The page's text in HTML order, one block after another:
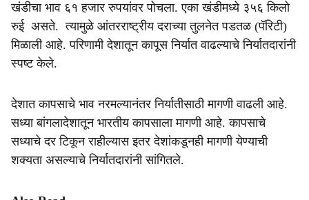
खंडीचा भाव ६१ हजार रुपयांवर पोचला. एका खंडीमध्ये ३५६ किलो
रुई असते. त्यामुळे आंतरराष्ट्रीय दराच्या तुलनेत पडतळ (पॅरिटी)
मिळाली आहे. परिणामी देशातून कापूस निर्यात वाढल्याचे निर्यातदारांनी
स्पष्ट केले.
देशात कापसाचे भाव नरमल्यानंतर निर्यातीसाठी मागणी वाढली आहे.
सध्या बांगलादेशातून भारतीय कापसाला मागणी आहे. कापसाचे
सध्याचे दर टिकून राहील्यास इतर देशांकडूनही मागणी येण्याची
शक्यता असल्याचे निर्यातदारांनी सांगितले.